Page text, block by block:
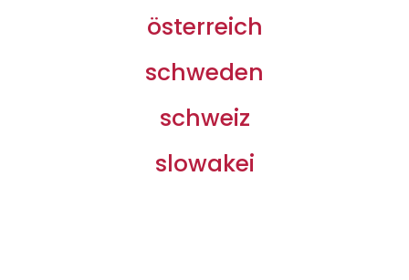
österreich
schweden
schweiz
slowakei